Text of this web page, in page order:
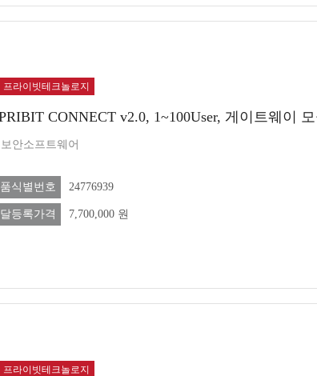
프라이빗테크놀로지
CONNECT v2.0, 1~100User, 게이트웨이
보안소프트웨어
식별번호 24776939
등록가격 7,700,000 원
프라이빗테크놀로지